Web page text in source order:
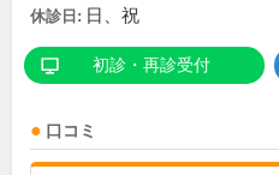
休診日: 日、祝
初診・再診受付
口コミ